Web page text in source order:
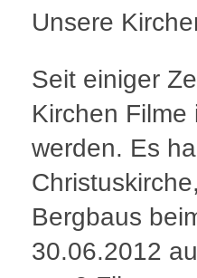
Unsere
Seit einiger
Kirchen
werden. Es
Bergbaus
30.06.2012